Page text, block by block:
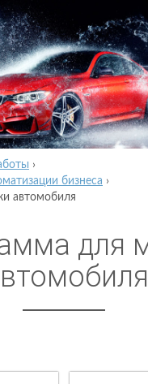
›
бизнеса ›
автомобиля
для